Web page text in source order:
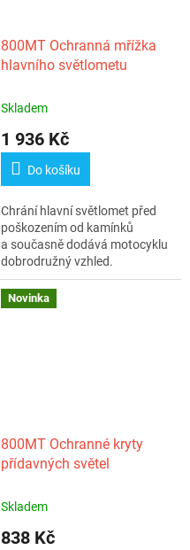
800MT Ochranná mřížka
hlavního světlometu
Skladem
1 936 Kč
Do košíku
Chrání hlavní světlomet před
poškozením od kamínků
a současně dodává motocyklu
dobrodružný vzhled.
Novinka
800MT Ochranné kryty
přídavných světel
Skladem
838 Kč